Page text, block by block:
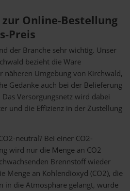
Online-Bestellung
Preis
der Branche sehr wichtig. Unser
bezieht die Ware
näheren Umgebung von Kirchwald,
Gedanke auch bei der Belieferung
Versorgungsnetz wird dabei
und die Effizienz in der Zustellung
neutral? Bei einer CO2-
wird nur die Menge an CO2
Brennstoff wieder
Menge an Kohlendioxyd (CO2), die
in die Atmosphäre gelangt, wurde